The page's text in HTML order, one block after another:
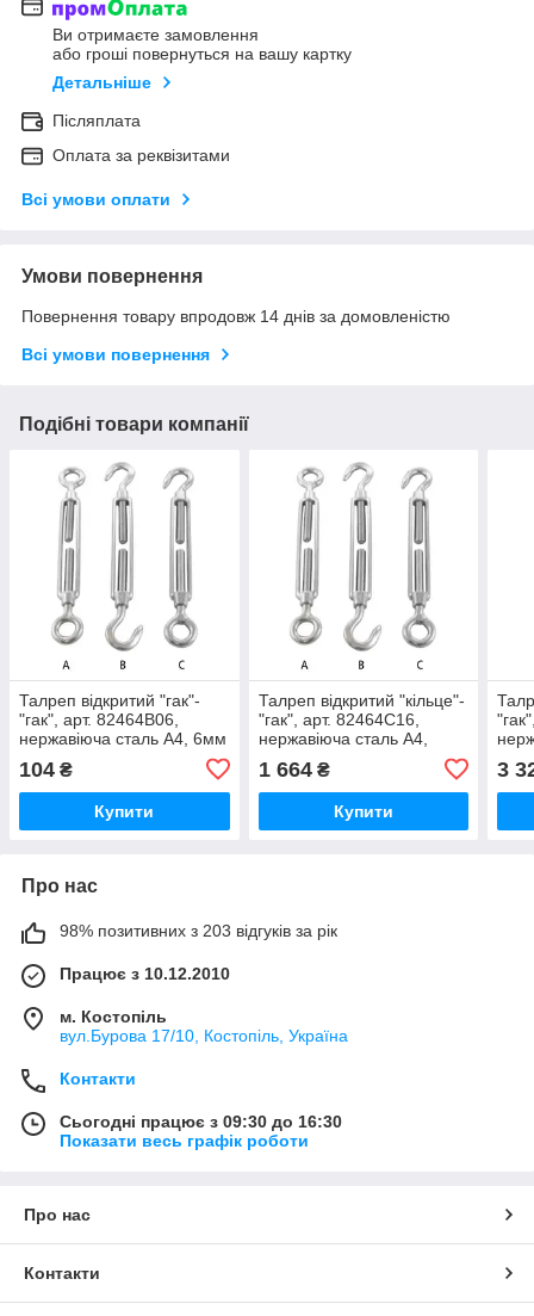
Ви отримаєте замовлення
або гроші повернуться на вашу картку
Детальніше
Післяплата
Оплата за реквізитами
Всі умови оплати
Умови повернення
Повернення товару впродовж 14 днів за домовленістю
Всі умови повернення
Подібні товари компанії
Талреп відкритий "гак"-
"гак", арт. 82464B06,
нержавіюча сталь А4, 6мм
104 ₴
Купити
Талреп відкритий "кільце"-
"гак", арт. 82464C16,
нержавіюча сталь А4,
1 664₴
Купити
3
Про нас
98% позитивних з 203 відгуків за рік
Працює з 10.12.2010
м. Костопіль
вул.Бурова 17/10, Костопіль, Україна
Контакти
Сьогодні працює з 09:30 до 16:30
Показати весь графік роботи
Про нас
Контакти